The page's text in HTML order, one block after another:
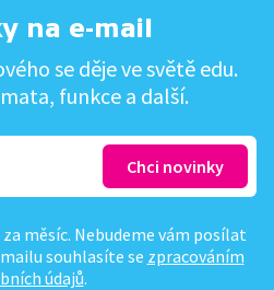
na e-mail
se děje ve světě edu.
funkce a další.
měsíc. Nebudeme vám posílat
souhlasíte se zpracováním
údajů.